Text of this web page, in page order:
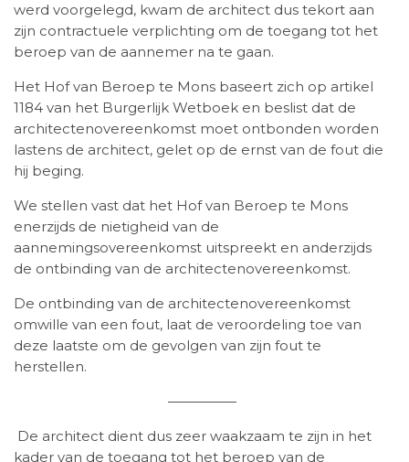
werd voorgelegd, kwam de architect dus tekort aan
zijn contractuele verplichting om de toegang tot het
beroep van de aannemer na te gaan.
Het Hof van Beroep te Mons baseert zich op artikel
1184 van het Burgerlijk Wetboek en beslist dat de
architectenovereenkomst moet ontbonden worden
lastens de architect, gelet op de ernst van de fout die
hij beging.
We stellen vast dat het Hof van Beroep te Mons
enerzijds de nietigheid van de
aannemingsovereenkomst uitspreekt en anderzijds
de ontbinding van de architectenovereenkomst.
De ontbinding van de architectenovereenkomst
omwille van een fout, laat de veroordeling toe van
deze laatste om de gevolgen van zijn fout te
herstellen.
—————
De architect dient dus zeer waakzaam te zijn in het
kader van de toegang tot het beroep van de